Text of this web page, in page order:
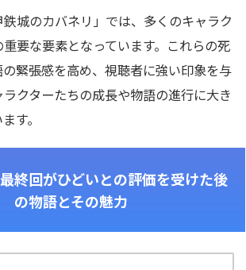
城のカバネリ」では、多くのキャラク
要な要素となっています。これらの死
緊張感を高め、視聴者に強い印象を与
クターたちの成長や物語の進行に大き
す。
最終回がひどいとの評価を受けた後
の物語とその魅力